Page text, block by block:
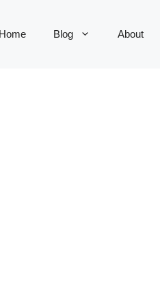
Blog About